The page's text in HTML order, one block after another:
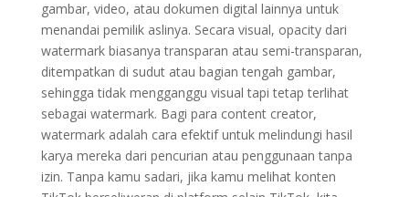
gambar, video, atau dokumen digital lainnya untuk
menandai pemilik aslinya. Secara visual, opacity dari
watermark biasanya transparan atau semi-transparan,
ditempatkan di sudut atau bagian tengah gambar,
sehingga tidak mengganggu visual tapi tetap terlihat
sebagai watermark. Bagi para content creator,
watermark adalah cara efektif untuk melindungi hasil
karya mereka dari pencurian atau penggunaan tanpa
izin. Tanpa kamu sadari, jika kamu melihat konten